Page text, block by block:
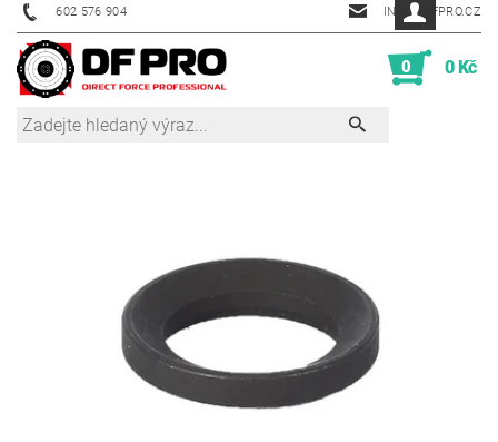
602 576 904 INFO@DFPRO.CZ
0 0 Kč